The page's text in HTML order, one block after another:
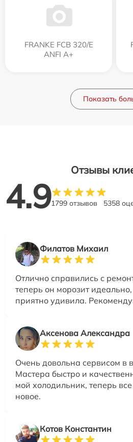
FRANKE FCB 320/E
ANFI A+
Показать
Отзывы
4.91799 отзывов 5358
Филатов Михаил
Отлично справились с
теперь он морозит
приятно удивила.
Аксенова Александра
Очень довольна сервисом в
Мастера быстро и
мой холодильник, теперь
новое.
Котов Константин